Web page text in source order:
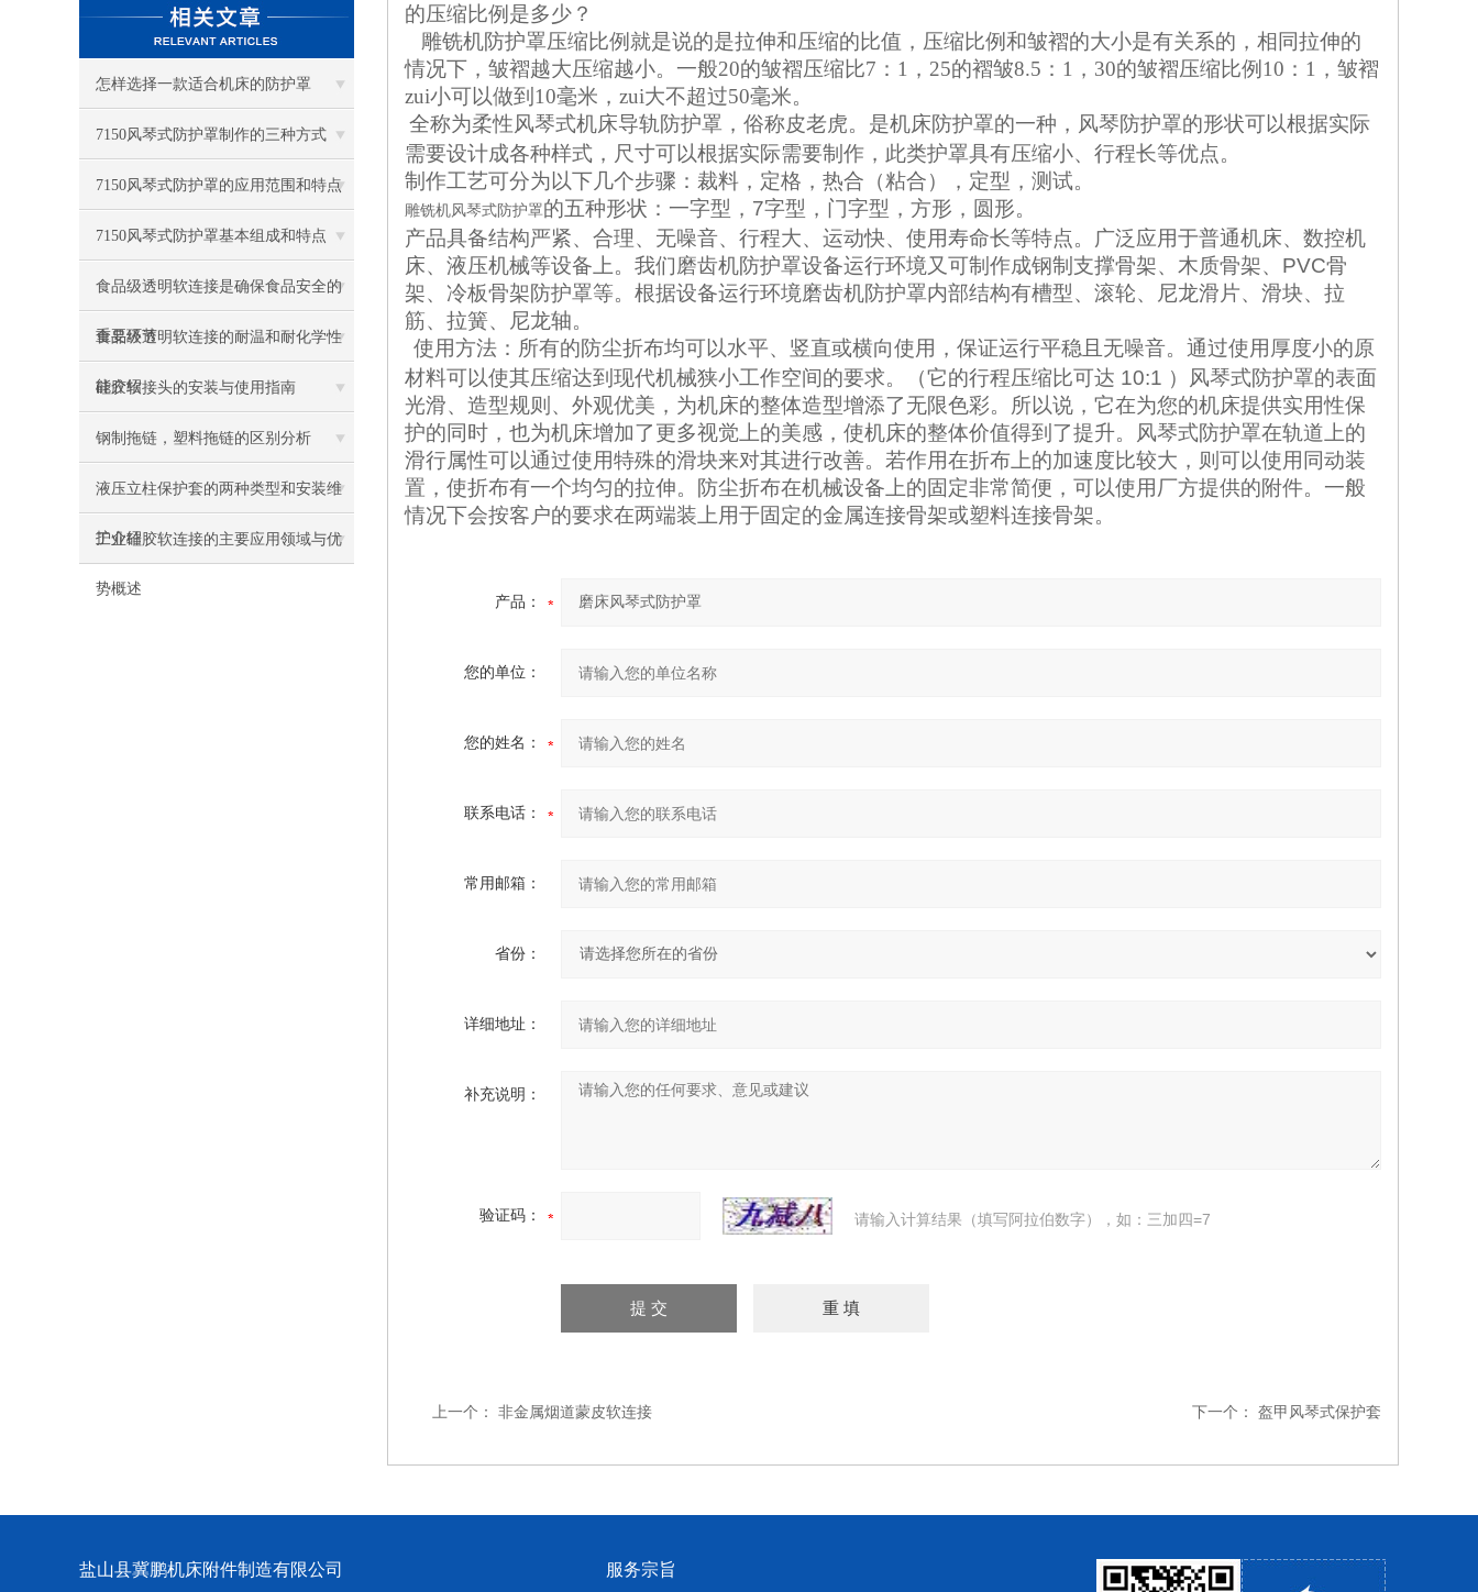
怎样选择一款适合机床的防护罩
7150风琴式防护罩制作的三种方式
7150风琴式防护罩的应用范围和特点
7150风琴式防护罩基本组成和特点
食品级透明软连接是确保食品安全的
重要环节
食品级透明软连接的耐温和耐化学性
能介绍
硅胶软接头的安装与使用指南
钢制拖链，塑料拖链的区别分析
液压立柱保护套的两种类型和安装维
护介绍
工业硅胶软连接的主要应用领域与优
势概述
的压缩比例是多少？
雕铣机防护罩压缩比例就是说的是拉伸和压缩的比值，压缩比例和皱褶的大小是有关系的，相同拉伸的
情况下，皱褶越大压缩越小。一般20的皱褶压缩比7：1，25的褶皱8.5：1，30的皱褶压缩比例10：1，皱褶
zui小可以做到10毫米，zui大不超过50毫米。
全称为柔性风琴式机床导轨防护罩，俗称皮老虎。是机床防护罩的一种，风琴防护罩的形状可以根据实际
需要设计成各种样式，尺寸可以根据实际需要制作，此类护罩具有压缩小、行程长等优点。
制作工艺可分为以下几个步骤：裁料，定格，热合（粘合），定型，测试。
雕铣机风琴式防护罩的五种形状：一字型，7字型，门字型，方形，圆形。
产品具备结构严紧、合理、无噪音、行程大、运动快、使用寿命长等特点。广泛应用于普通机床、数控机
床、液压机械等设备上。我们磨齿机防护罩设备运行环境又可制作成钢制支撑骨架、木质骨架、PVC骨
架、冷板骨架防护罩等。根据设备运行环境磨齿机防护罩内部结构有槽型、滚轮、尼龙滑片、滑块、拉
筋、拉簧、尼龙轴。
使用方法：所有的防尘折布均可以水平、竖直或横向使用，保证运行平稳且无噪音。通过使用厚度小的原
材料可以使其压缩达到现代机械狭小工作空间的要求。（它的行程压缩比可达 10:1 ）
风琴式防护罩的表面
光滑、造型规则、外观优美，为机床的整体造型增添了无限色彩。所以说，它在为您的机床提供实用性保
护的同时，也为机床增加了更多视觉上的美感，使机床的整体价值得到了提升。
风琴式防护罩在轨道上的
滑行属性可以通过使用特殊的滑块来对其进行改善。若作用在折布 上的加速度比较大，则可以使用同动装
置，使折布有一个均匀的拉伸。 防尘折布在机械设备上的固定非常简便，可以使用厂方提供的附件。一般
情况下会按客户的要求在两端装上用于固定的金属连接骨架或塑料连接骨架。
产品：
您的单位：
您的姓名：
联系电话：
常用邮箱：
省份：
详细地址：
补充说明：
验证码： 请输入计算结果（填写阿拉伯数字），如：三加四=7
上一个： 非金属烟道蒙皮软连接 下一个： 盔甲风琴式保护套
盐山县冀鹏机床附件制造有限公司 服务宗旨